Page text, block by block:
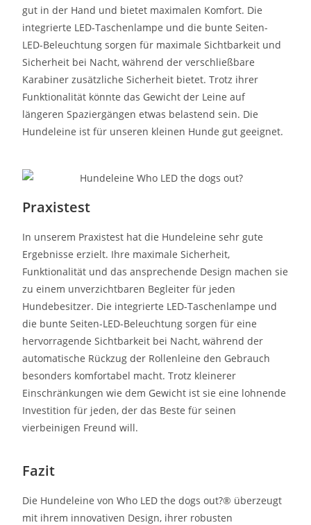
gut in der Hand und bietet maximalen Komfort. Die
integrierte LED-Taschenlampe und die bunte Seiten-
LED-Beleuchtung sorgen für maximale Sichtbarkeit und
Sicherheit bei Nacht, während der verschließbare
Karabiner zusätzliche Sicherheit bietet. Trotz ihrer
Funktionalität könnte das Gewicht der Leine auf
längeren Spaziergängen etwas belastend sein. Die
Hundeleine ist für unseren kleinen Hunde gut geeignet.
Praxistest
In unserem Praxistest hat die Hundeleine sehr gute
Ergebnisse erzielt. Ihre maximale Sicherheit,
Funktionalität und das ansprechende Design machen sie
zu einem unverzichtbaren Begleiter für jeden
Hundebesitzer. Die integrierte LED-Taschenlampe und
die bunte Seiten-LED-Beleuchtung sorgen für eine
hervorragende Sichtbarkeit bei Nacht, während der
automatische Rückzug der Rollenleine den Gebrauch
besonders komfortabel macht. Trotz kleinerer
Einschränkungen wie dem Gewicht ist sie eine lohnende
Investition für jeden, der das Beste für seinen
vierbeinigen Freund will.
Fazit
Die Hundeleine von Who LED the dogs out?® überzeugt
mit ihrem innovativen Design, ihrer robusten